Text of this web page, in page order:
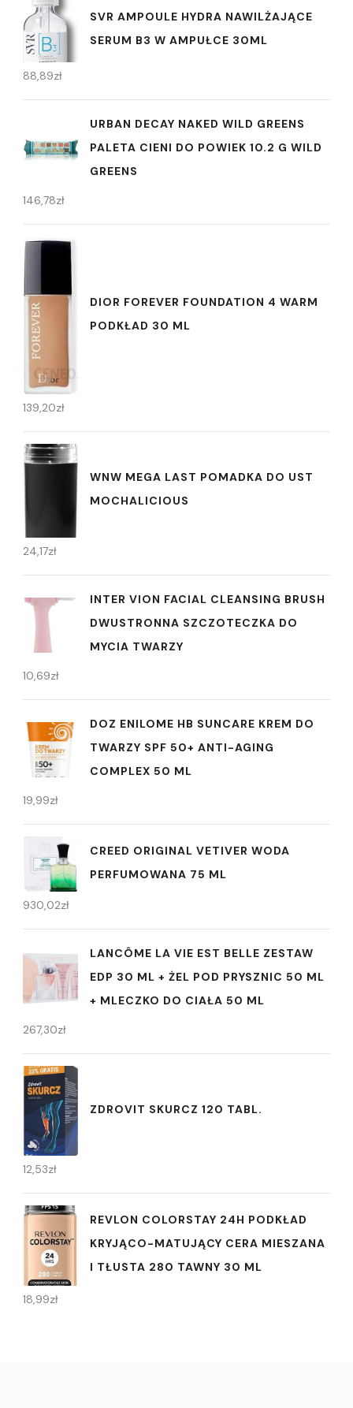
SVR AMPOULE HYDRA NAWILŻAJĄCE
SERUM B3 W AMPUŁCE 30ML
88,89zł
URBAN DECAY NAKED WILD GREENS
PALETA CIENI DO POWIEK 10.2 G WILD
GREENS
146,78zł
DIOR FOREVER FOUNDATION 4 WARM
PODKŁAD 30 ML
139,20zł
WNW MEGA LAST POMADKA DO UST
MOCHALICIOUS
24,17zł
INTER VION FACIAL CLEANSING BRUSH
DWUSTRONNA SZCZOTECZKA DO
MYCIA TWARZY
10,69zł
DOZ ENILOME HB SUNCARE KREM DO
TWARZY SPF 50+ ANTI-AGING
COMPLEX 50 ML
19,99zł
CREED ORIGINAL VETIVER WODA
PERFUMOWANA 75 ML
930,02zł
LANCÔME LA VIE EST BELLE ZESTAW
EDP 30 ML + ŻEL POD PRYSZNIC 50 ML
+ MLECZKO DO CIAŁA 50 ML
267,30zł
ZDROVIT SKURCZ 120 TABL.
12,53zł
REVLON COLORSTAY 24H PODKŁAD
KRYJĄCO-MATUJĄCY CERA MIESZANA
I TŁUSTA 280 TAWNY 30 ML
18,99zł